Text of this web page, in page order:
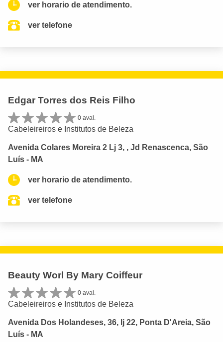
ver horario de atendimento.
ver telefone
Edgar Torres dos Reis Filho
0 aval.
Cabeleireiros e Institutos de Beleza
Avenida Colares Moreira 2 Lj 3, , Jd Renascenca, São
Luís - MA
ver horario de atendimento.
ver telefone
Beauty Worl By Mary Coiffeur
0 aval.
Cabeleireiros e Institutos de Beleza
Avenida Dos Holandeses, 36, lj 22, Ponta D'Areia, São
Luís - MA